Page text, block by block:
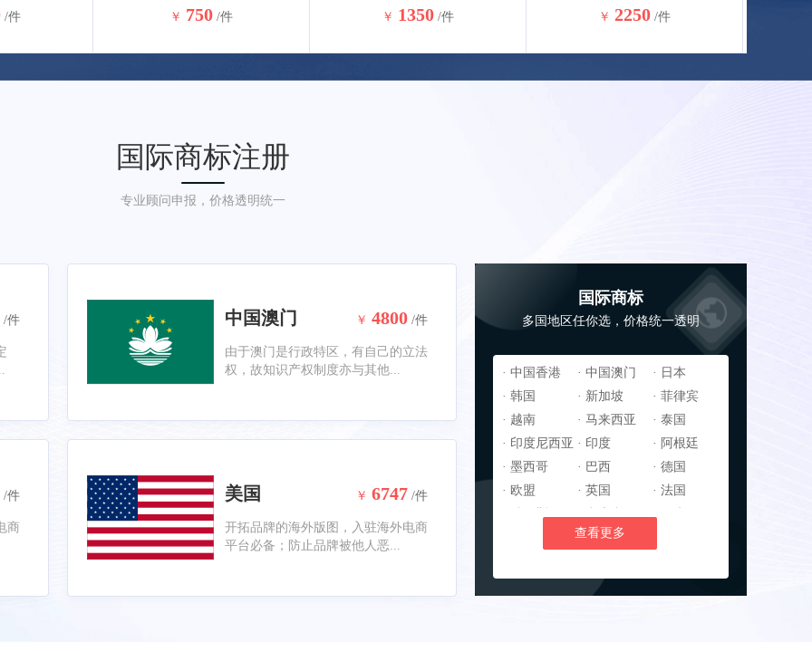
/件 ￥ 750 /件 ￥ 1350 /件 ￥ 2250 /件
国际商标注册
专业顾问申报，价格透明统一
/件 中国澳门 ￥ 4800 /件
由于澳门是行政特区，有自己的立法
权，故知识产权制度亦与其他...
/件
商
美国 ￥ 6747 /件
开拓品牌的海外版图，入驻海外电商
平台必备；防止品牌被他人恶...
国际商标
多国地区任你选，价格统一透明
· 中国香港 · 中国澳门
· 日本
· 韩国
· 新加坡
· 菲律宾
· 越南
· 马来西亚
· 泰国
· 印度尼西亚 · 印度
· 阿根廷
· 墨西哥
· 巴西
· 德国
· 欧盟
· 英国
· 法国
· 俄罗斯
· 意大利
· 西班牙
· 土耳其
查看更多